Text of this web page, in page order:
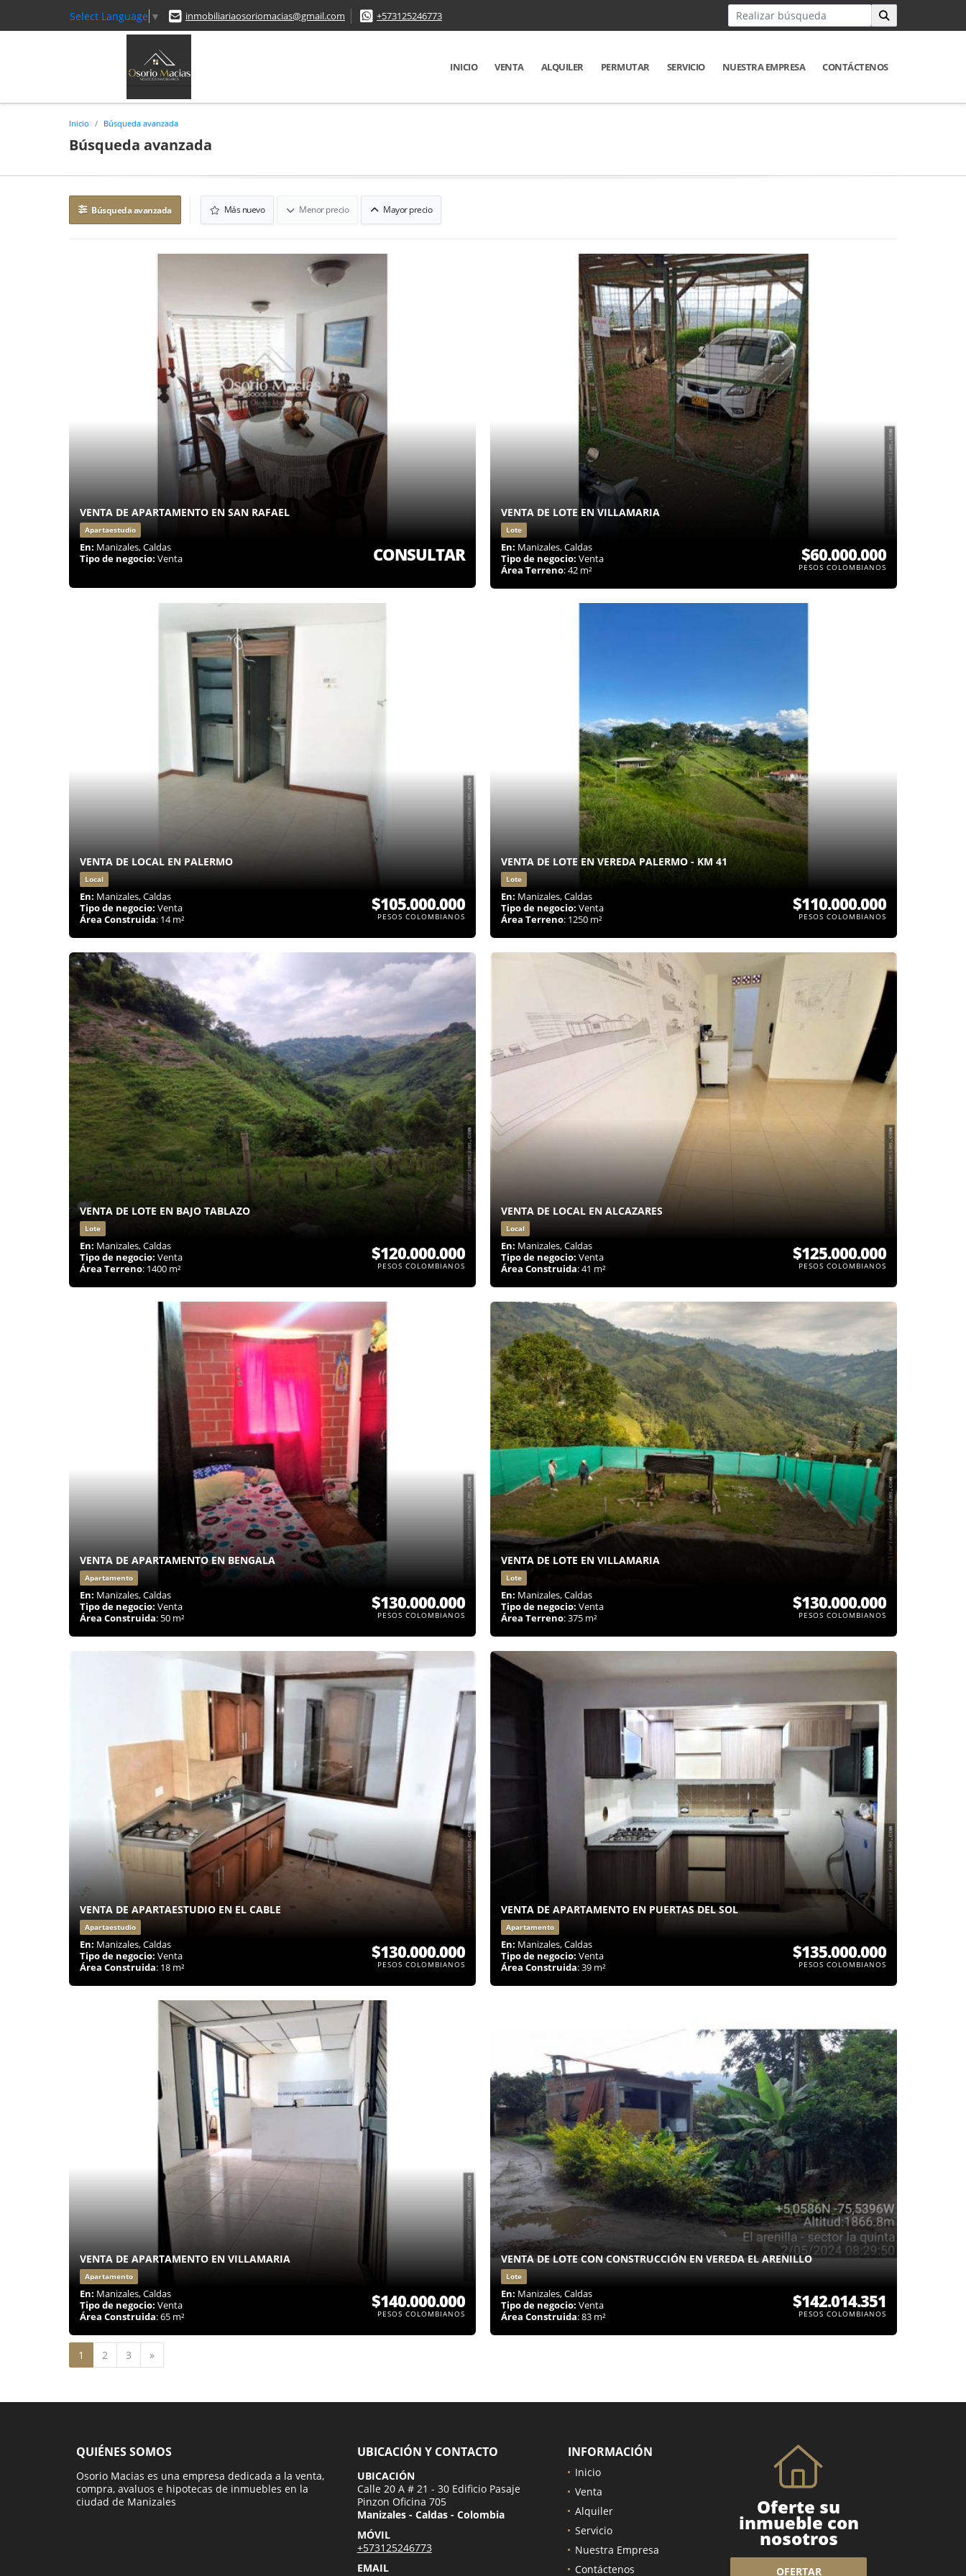
Select Language ▼ inmobiliariaosoriomacias@gmail.com +573125246773
INICIO VENTA ALQUILER PERMUTAR SERVICIO NUESTRA EMPRESA CONTÁCTENOS
Inicio Búsqueda avanzada
Búsqueda avanzada
Búsqueda avanzada Más nuevo Menor precio Mayor precio
VENTA DE APARTAMENTO EN SAN RAFAEL
Apartaestudio
En: Manizales, Caldas
Tipo de negocio: Venta CONSULTAR
VENTA DE LOTE EN VILLAMARIA
Lote
En: Manizales, Caldas
Tipo de negocio: Venta
Área Terreno: 42 m²
$60.000.000
PESOS COLOMBIANOS
VENTA DE LOCAL EN PALERMO
Local
En: Manizales, Caldas
Tipo de negocio: Venta
Área Construida: 14 m²
$105.000.000
PESOS COLOMBIANOS
VENTA DE LOTE EN VEREDA PALERMO - KM 41
Lote
En: Manizales, Caldas
Tipo de negocio: Venta
Área Terreno: 1250 m²
$110.000.000
PESOS COLOMBIANOS
VENTA DE LOTE EN BAJO TABLAZO
Lote
En: Manizales, Caldas
Tipo de negocio: Venta
Área Terreno: 1400 m²
$120.000.000
PESOS COLOMBIANOS
VENTA DE LOCAL EN ALCAZARES
Local
En: Manizales, Caldas
Tipo de negocio: Venta
Área Construida: 41 m²
$125.000.000
PESOS COLOMBIANOS
VENTA DE APARTAMENTO EN BENGALA
Apartamento
En: Manizales, Caldas
Tipo de negocio: Venta
Área Construida: 50 m²
$130.000.000
PESOS COLOMBIANOS
VENTA DE LOTE EN VILLAMARIA
Lote
En: Manizales, Caldas
Tipo de negocio: Venta
Área Terreno: 375 m²
$130.000.000
PESOS COLOMBIANOS
VENTA DE APARTAESTUDIO EN EL CABLE
Apartaestudio
En: Manizales, Caldas
Tipo de negocio: Venta
Área Construida: 18 m²
$130.000.000
PESOS COLOMBIANOS
VENTA DE APARTAMENTO EN PUERTAS DEL SOL
Apartamento
En: Manizales, Caldas
Tipo de negocio: Venta
Área Construida: 39 m²
$135.000.000
PESOS COLOMBIANOS
VENTA DE APARTAMENTO EN VILLAMARIA
Apartamento
En: Manizales, Caldas
Tipo de negocio: Venta
Área Construida: 65 m²
$140.000.000
PESOS COLOMBIANOS
VENTA DE LOTE CON CONSTRUCCIÓN EN VEREDA EL ARENILLO
Lote
En: Manizales, Caldas
Tipo de negocio: Venta
Área Construida: 83 m²
$142.014.351
PESOS COLOMBIANOS
1 2 3 »
QUIÉNES SOMOS
Osorio Macias es una empresa dedicada a la venta,
compra, avaluos e hipotecas de inmuebles en la
ciudad de Manizales
UBICACIÓN Y CONTACTO
UBICACIÓN
Calle 20 A # 21 - 30 Edificio Pasaje
Pinzon Oficina 705
Manizales - Caldas - Colombia
MÓVIL
+573125246773
EMAIL
INFORMACIÓN
Inicio
Venta
Alquiler
Servicio
Nuestra Empresa
Contáctenos
Oferte su
inmueble con
nosotros
OFERTAR